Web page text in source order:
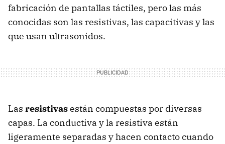
fabricación de pantallas táctiles, pero las más
conocidas son las resistivas, las capacitivas y las
que usan ultrasonidos.
Las resistivasestán compuestas por diversas
capas. La conductiva y la resistiva están
ligeramente separadas y hacen contacto cuando